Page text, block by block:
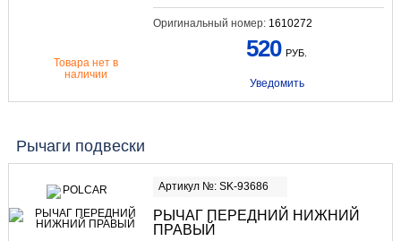
Оригинальный номер: 1610272
Товара нет в
наличии
520 РУБ.
Уведомить
Рычаги подвески
Артикул №: SK-93686
РЫЧАГ ПЕРЕДНИЙ НИЖНИЙ
ПРАВЫЙ